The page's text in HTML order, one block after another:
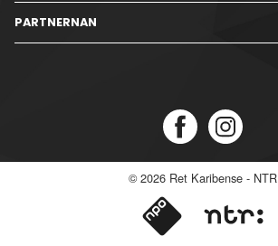
PARTNERNAN
© 2026 Ret Karibense - NTR